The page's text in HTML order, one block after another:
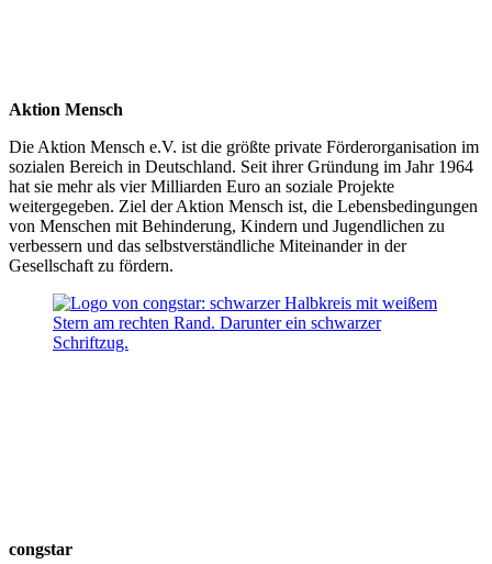
Aktion Mensch
Die Aktion Mensch e.V. ist die größte private Förderorganisation im
sozialen Bereich in Deutschland. Seit ihrer Gründung im Jahr 1964
hat sie mehr als vier Milliarden Euro an soziale Projekte
weitergegeben. Ziel der Aktion Mensch ist, die Lebensbedingungen
von Menschen mit Behinderung, Kindern und Jugendlichen zu
verbessern und das selbstverständliche Miteinander in der
Gesellschaft zu fördern.
congstar